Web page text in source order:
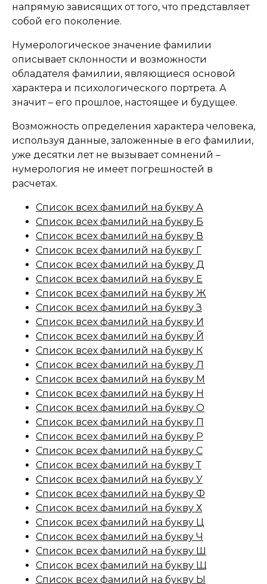
напрямую зависящих от того, что представляет
собой его поколение.
Нумерологическое значение фамилии
описывает склонности и возможности
обладателя фамилии, являющиеся основой
характера и психологического портрета. А
значит – его прошлое, настоящее и будущее.
Возможность определения характера человека,
используя данные, заложенные в его фамилии,
уже десятки лет не вызывает сомнений –
нумерология не имеет погрешностей в
расчетах.
Список всех фамилий на букву А
Список всех фамилий на букву Б
Список всех фамилий на букву В
Список всех фамилий на букву Г
Список всех фамилий на букву Д
Список всех фамилий на букву Е
Список всех фамилий на букву Ж
Список всех фамилий на букву З
Список всех фамилий на букву И
Список всех фамилий на букву Й
Список всех фамилий на букву К
Список всех фамилий на букву Л
Список всех фамилий на букву М
Список всех фамилий на букву Н
Список всех фамилий на букву О
Список всех фамилий на букву П
Список всех фамилий на букву Р
Список всех фамилий на букву С
Список всех фамилий на букву Т
Список всех фамилий на букву У
Список всех фамилий на букву Ф
Список всех фамилий на букву Х
Список всех фамилий на букву Ц
Список всех фамилий на букву Ч
Список всех фамилий на букву Ш
Список всех фамилий на букву Щ
Список всех фамилий на букву Ы